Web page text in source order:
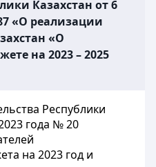
Казахстан от 6
«О реализации
«О
на 2023 – 2025
Республики
года № 20
на 2023 год и